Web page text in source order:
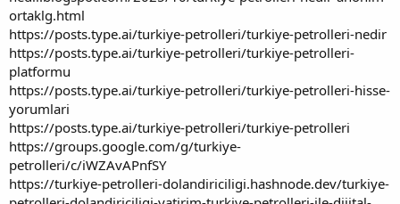
ortaklg.html
https://posts.type.ai/turkiye-petrolleri/turkiye-petrolleri-nedir
https://posts.type.ai/turkiye-petrolleri/turkiye-petrolleri-
platformu
https://posts.type.ai/turkiye-petrolleri/turkiye-petrolleri-hisse-
yorumlari
https://posts.type.ai/turkiye-petrolleri/turkiye-petrolleri
https://groups.google.com/g/turkiye-
petrolleri/c/iWZAvAPnfSY
https://turkiye-petrolleri-dolandiriciligi.hashnode.dev/turkiye-